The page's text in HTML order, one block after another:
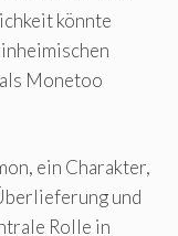
könnte
Monetoo
ein Charakter,
und
Rolle in